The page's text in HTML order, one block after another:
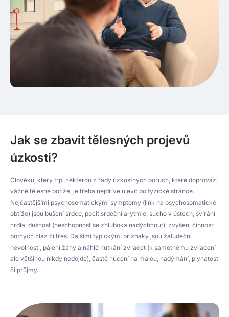
Jak se zbavit tělesných projevů
úzkosti?
Člověku, který trpí některou z řady úzkostných poruch, které doprovází
vážné tělesné potíže, je třeba nejdříve ulevit po fyzické stránce.
Nejčastějšími psychosomatickými symptomy (link na psychosomatické
obtíže) jsou bušení srdce, pocit srdeční arytmie, sucho v ústech, svírání
hrdla, dušnost (neschopnost se zhluboka nadýchnout), zvýšení činnosti
potných žláz či třes. Dalšími typickými příznaky jsou žaludeční
nevolnosti, pálení žáhy a náhlé nutkání zvracet (k samotnému zvracení
ale většinou nikdy nedojde), časté nucení na malou, nadýmání, plynatost
či průjmy.